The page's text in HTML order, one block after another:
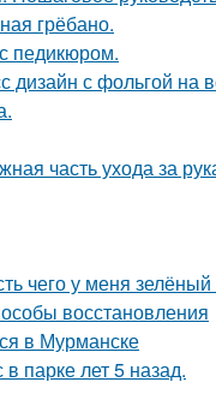
грёбано.
педикюром.
дизайн с фольгой на
часть ухода за
чего у меня
восстановления
в Мурманске
парке лет 5 назад.